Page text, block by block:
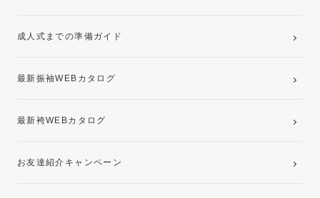
成人式までの準備ガイド
最新振袖WEBカタログ
最新袴WEBカタログ
お友達紹介キャンペーン